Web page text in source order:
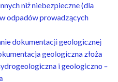
niż niebezpieczne (dla
odpadów prowadzących
dokumentacji geologicznej
geologiczna złoża
i geologiczno –